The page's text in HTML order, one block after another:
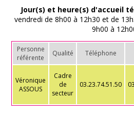
ROMPRE LA
Jour(s) et heure(s) d'accueil
vendredi de 8h00 à 12h30 et de
9h00 à
Personne
référente
Qualité Téléphone
Véronique
ASSOUS
Cadre
de
secteur
03.23.74.51.50